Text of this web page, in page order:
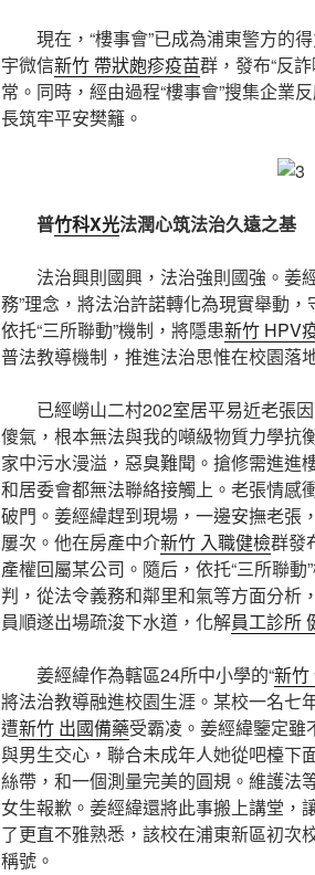
現在，“樓事會”已成為浦東警方的
宇微信新竹 帶狀皰疹疫苗群，發布“反
常。同時，經由過程“樓事會”搜集企業
長筑牢平安樊籬。
普竹科X光法潤心筑法治久遠之基
法治興則國興，法治強則國強。姜
務”理念，將法治許諾轉化為現實舉動
依托“三所聯動”機制，將隱患新竹 HPV
普法教導機制，推進法治思惟在校園落
已經嶗山二村202室居平易近老張
傻氣，根本無法與我的噸級物質力學抗
家中污水漫溢，惡臭難聞。搶修需進進
和居委會都無法聯絡接觸上。老張情感
破門。姜經緯趕到現場，一邊安撫老張
屢次。他在房產中介新竹 入職健檢群發
產權回屬某公司。隨后，依托“三所聯
判，從法令義務和鄰里和氣等方面分析
員順遂出場疏浚下水道，化解員工診所
姜經緯作為轄區24所中小學的“新竹
將法治教導融進校園生涯。某校一名七
遭新竹 出國備藥受霸凌。姜經緯鑒定
與男生交心，聯合未成年人她從吧檯下
絲帶，和一個測量完美的圓規。維護法
女生報歉。姜經緯還將此事搬上講堂，
了更直不雅熟悉，該校在浦東新區初次
稱號。